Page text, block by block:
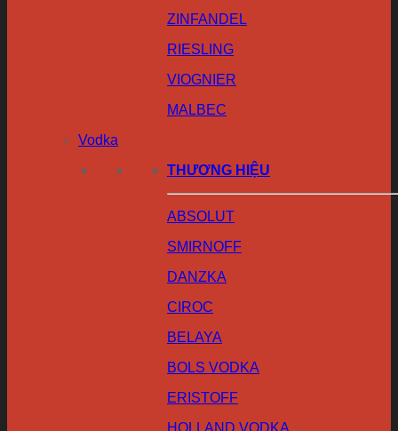
ZINFANDEL
RIESLING
VIOGNIER
MALBEC
Vodka
THƯƠNG HIỆU
ABSOLUT
SMIRNOFF
DANZKA
CIROC
BELAYA
BOLS VODKA
ERISTOFF